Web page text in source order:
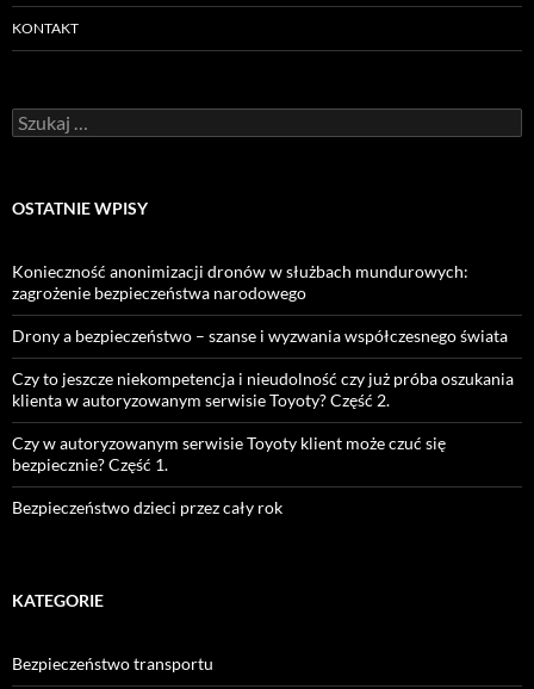
KONTAKT
Szukaj:
OSTATNIE WPISY
Konieczność anonimizacji dronów w służbach mundurowych:
zagrożenie bezpieczeństwa narodowego
Drony a bezpieczeństwo – szanse i wyzwania współczesnego świata
Czy to jeszcze niekompetencja i nieudolność czy już próba oszukania
klienta w autoryzowanym serwisie Toyoty? Część 2.
Czy w autoryzowanym serwisie Toyoty klient może czuć się
bezpiecznie? Część 1.
Bezpieczeństwo dzieci przez cały rok
KATEGORIE
Bezpieczeństwo transportu